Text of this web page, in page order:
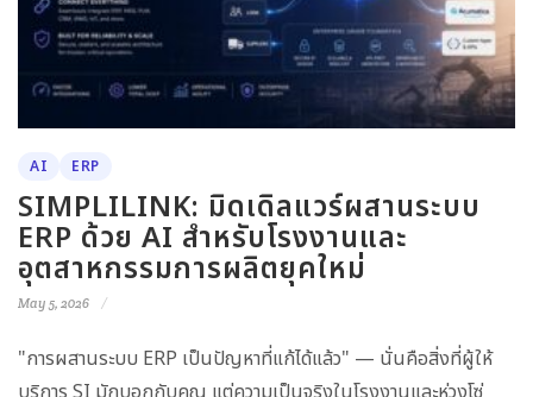
AI ERP
SIMPLILINK: มิดเดิลแวร์ผสานระบบ
ERP ด้วย AI สำหรับโรงงานและ
อุตสาหกรรมการผลิตยุคใหม่
May 5, 2026
"การผสานระบบ ERP เป็นปัญหาที่แก้ได้แล้ว" — นั่นคือสิ่งที่ผู้ให้
บริการ SI มักบอกกับคุณ แต่ความเป็นจริงในโรงงานและห่วงโซ่